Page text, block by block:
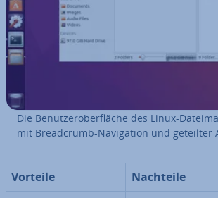
Die Be­nut­zer­ober­flä­che des Linux-
mit Bread­crumb-Na­vi­ga­ti­on und geteilter
Vorteile
Nachteile